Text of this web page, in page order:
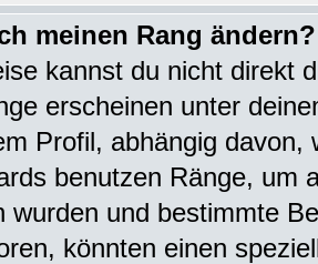
meinen Rang ändern?
kannst du nicht direkt
erscheinen unter
Profil, abhängig
benutzen Ränge, um
wurden und bestimmte
könnten einen